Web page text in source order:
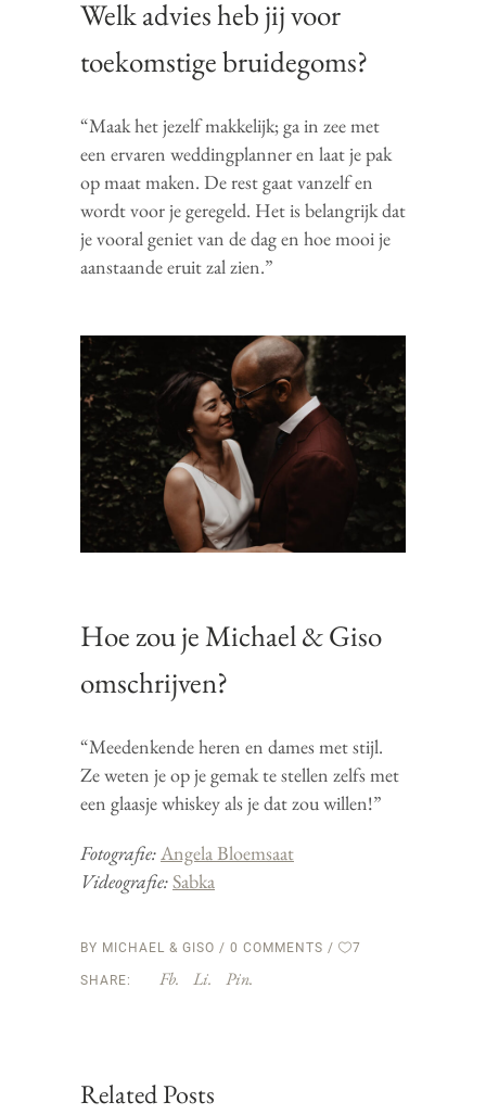
Welk advies heb jij voor
toekomstige bruidegoms?
“Maak het jezelf makkelijk; ga in zee met
een ervaren weddingplanner en laat je pak
op maat maken. De rest gaat vanzelf en
wordt voor je geregeld. Het is belangrijk dat
je vooral geniet van de dag en hoe mooi je
aanstaande eruit zal zien.”
Hoe zou je Michael & Giso
omschrijven?
“Meedenkende heren en dames met stijl.
Ze weten je op je gemak te stellen zelfs met
een glaasje whiskey als je dat zou willen!”
Fotografie:Angela Bloemsaat
Videografie:Sabka
BY MICHAEL & GISO 0 COMMENTS 7
SHARE: Fb. Li. Pin.
Related Posts